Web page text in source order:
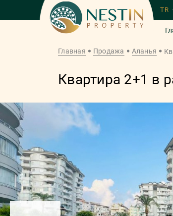
TR
Главная Продажа Аланья
Квартира 2+1 в